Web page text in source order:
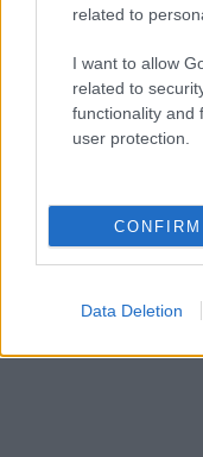
related to
I want to allow
related to
functionality and
user protection.
CONFIRM
Data Deletion